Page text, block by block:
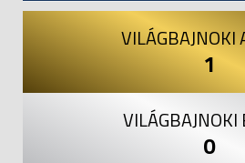
VILÁGBAJNOKI
1
VILÁGBAJNOKI
0